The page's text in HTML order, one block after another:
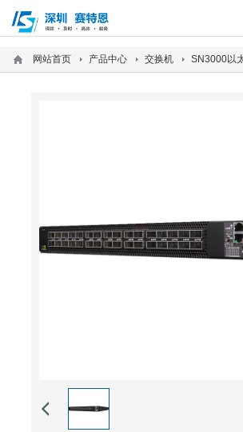
网站首页 产品中心 交换机 SN3000以